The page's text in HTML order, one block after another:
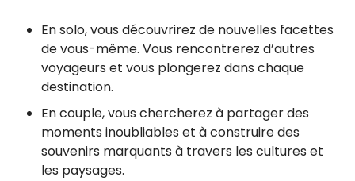
En solo, vous découvrirez de nouvelles facettes
de vous-même. Vous rencontrerez d’autres
voyageurs et vous plongerez dans chaque
destination.
En couple, vous chercherez à partager des
moments inoubliables et à construire des
souvenirs marquants à travers les cultures et
les paysages.